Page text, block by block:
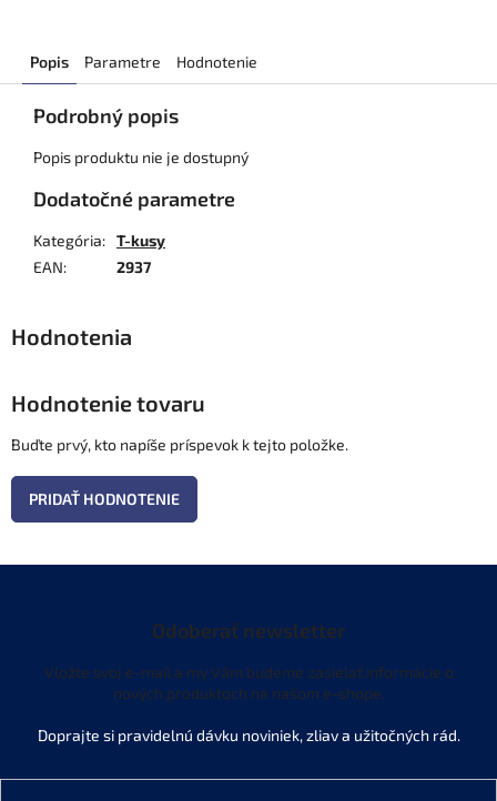
Popis Parametre Hodnotenie
Podrobný popis
Popis produktu nie je dostupný
Dodatočné parametre
Kategória: T-kusy
EAN: 2937
Hodnotenie tovaru
Buďte prvý, kto napíše príspevok k tejto položke.
PRIDAŤ HODNOTENIE
Odoberať newsletter
Vložte svoj e-mail a my Vám budeme zasielať informácie o
nových produktoch na našom e-shope.